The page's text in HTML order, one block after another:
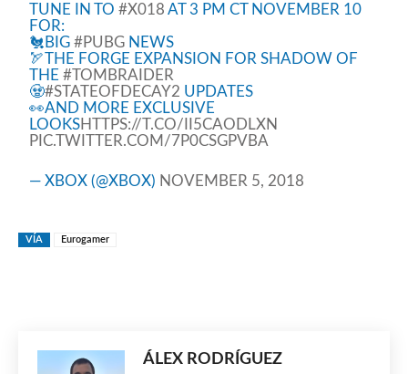
TUNE IN TO#X018 AT 3 PM CT NOVEMBER 10
FOR:
🐔BIG#PUBG NEWS
🏹THE FORGE EXPANSION FOR SHADOW OF
THE#TOMBRAIDER
🧟#STATEOFDECAY2 UPDATES
👀AND MORE EXCLUSIVE
LOOKSHTTPS://T.CO/II5CAODLXN
PIC.TWITTER.COM/7P0CSGPVBA
— XBOX (@XBOX) NOVEMBER 5, 2018
VÍA Eurogamer
ÁLEX RODRÍGUEZ